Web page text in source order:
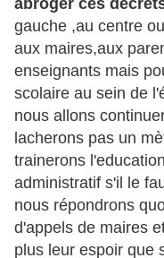
abroger ces
gauche ,au centre
aux maires,aux
enseignants mais
scolaire au sein de
nous allons
lacherons pas un
trainerons
administratif s'il le
nous répondrons
d'appels de maires
plus leur espoir que